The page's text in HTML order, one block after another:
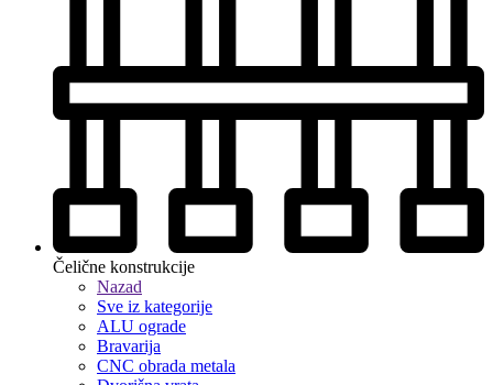
Čelične konstrukcije
Nazad
Sve iz kategorije
ALU ograde
Bravarija
CNC obrada metala